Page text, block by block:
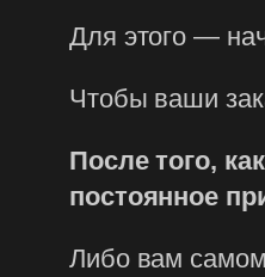
Для этого —
Чтобы ваши
После того,
постоянное
Либо вам